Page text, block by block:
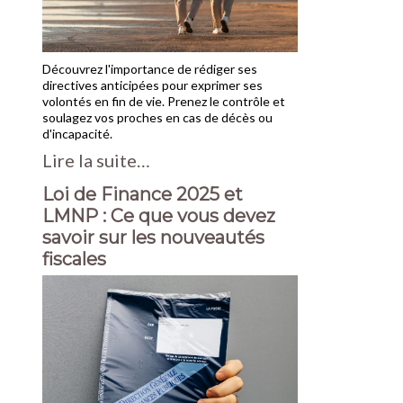
Découvrez l'importance de rédiger ses
directives anticipées pour exprimer ses
volontés en fin de vie. Prenez le contrôle et
soulagez vos proches en cas de décès ou
d'incapacité.
Lire la suite…
Loi de Finance 2025 et
LMNP : Ce que vous devez
savoir sur les nouveautés
fiscales